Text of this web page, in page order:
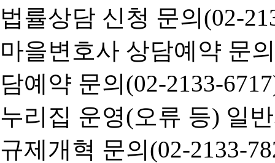
법률상담 신청 문의(02-
마을변호사 상담예약 문
담예약 문의(02-2133-
누리집 운영(오류 등) 일
규제개혁 문의(02-2133-